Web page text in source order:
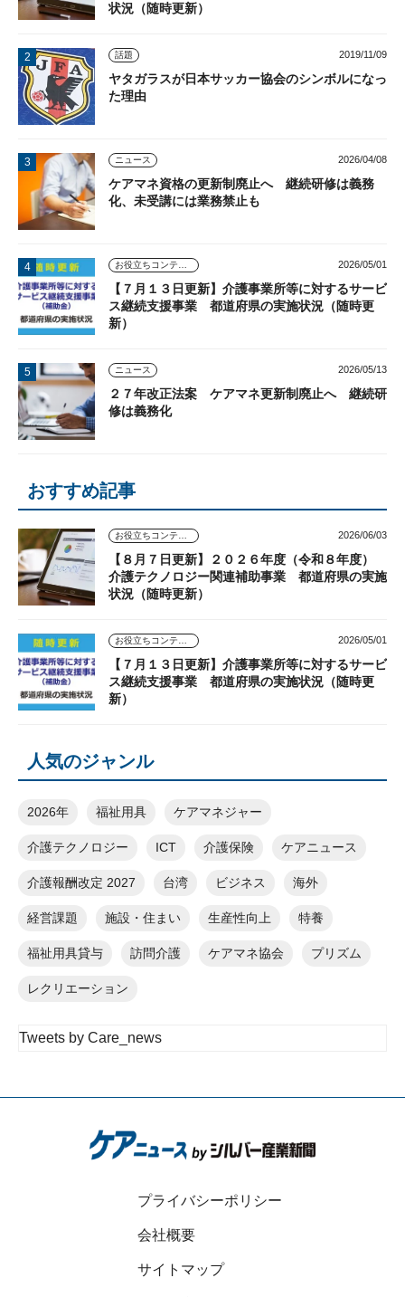
状況（随時更新）
話題 2019/11/09
ヤタガラスが日本サッカー協会のシンボルになっ
た理由
ニュース 2026/04/08
ケアマネ資格の更新制廃止へ 継続研修は義務
化、未受講には業務禁止も
お役立ちコンテンツ 2026/05/01
【７月１３日更新】介護事業所等に対するサービ
ス継続支援事業 都道府県の実施状況（随時更
新）
ニュース 2026/05/13
２７年改正法案 ケアマネ更新制廃止へ 継続研
修は義務化
おすすめ記事
お役立ちコンテンツ 2026/06/03
【８月７日更新】２０２６年度（令和８年度）
介護テクノロジー関連補助事業 都道府県の実施
状況（随時更新）
お役立ちコンテンツ 2026/05/01
【７月１３日更新】介護事業所等に対するサービ
ス継続支援事業 都道府県の実施状況（随時更
新）
人気のジャンル
2026年 福祉用具 ケアマネジャー
介護テクノロジー ICT 介護保険 ケアニュース
介護報酬改定 2027 台湾 ビジネス 海外
経営課題 施設・住まい 生産性向上 特養
福祉用具貸与 訪問介護 ケアマネ協会 プリズム
レクリエーション
Tweets by Care_news
プライバシーポリシー
会社概要
サイトマップ